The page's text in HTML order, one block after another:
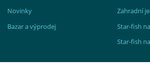
Novinky
Bazar a výprodej
Zahradní
Star-fish
Star-fish